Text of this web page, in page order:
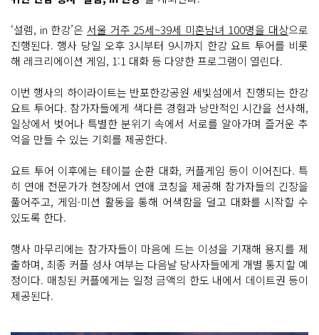
‘설렘, in 한강’은 서울 거주 25세~39세 미혼남녀 100명을 대상으로
진행된다. 행사 당일 오후 3시부터 9시까지 한강 요트 투어를 비롯
해 레크리에이션 게임, 1:1 대화 등 다양한 프로그램이 열린다.
이번 행사의 하이라이트는 반포한강공원 세빛섬에서 진행되는 한강
요트 투어다. 참가자들에게 색다른 경험과 낭만적인 시간을 선사해,
일상에서 벗어나 특별한 분위기 속에서 서로를 알아가며 즐거운 추
억을 만들 수 있는 기회를 제공한다.
요트 투어 이후에는 테이블 순환 대화, 커플게임 등이 이어진다. 특
히 연애 전문가가 현장에서 연애 코칭을 제공해 참가자들의 긴장을
풀어주고, 게임·미션 활동을 통해 어색함을 덜고 대화를 시작할 수
있도록 한다.
행사 마무리에는 참가자들이 마음에 드는 이성을 기재해 용지를 제
출하며, 최종 커플 성사 여부는 다음날 당사자들에게 개별 통지할 예
정이다. 매칭된 커플에게는 일정 금액의 한도 내에서 데이트권 등이
제공된다.